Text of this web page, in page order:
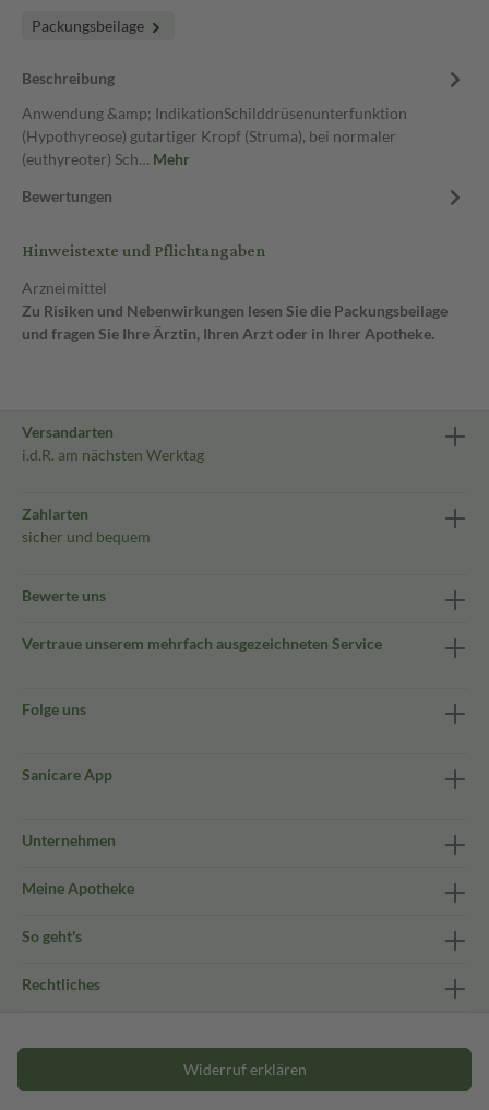
Packungsbeilage
Beschreibung
Anwendung &amp; IndikationSchilddrüsenunterfunktion
(Hypothyreose) gutartiger Kropf (Struma), bei normaler
(euthyreoter) Sch… Mehr
Bewertungen
Hinweistexte und Pflichtangaben
Arzneimittel
Zu Risiken und Nebenwirkungen lesen Sie die Packungsbeilage
und fragen Sie Ihre Ärztin, Ihren Arzt oder in Ihrer Apotheke.
Versandarten
i.d.R. am nächsten Werktag
Zahlarten
sicher und bequem
Bewerte uns
Vertraue unserem mehrfach ausgezeichneten Service
Folge uns
Sanicare App
Unternehmen
Meine Apotheke
So geht's
Rechtliches
Widerruf erklären